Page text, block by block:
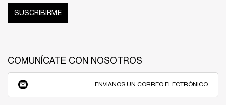
SUSCRIBIRME
COMUNÍCATE CON NOSOTROS
ENVIANOS UN CORREO ELECTRÓNICO